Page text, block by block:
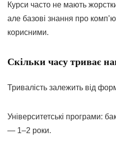
Курси часто не мають
але базові знання про
корисними.
Скільки часу триває
Тривалість залежить від
Університетські програми:
— 1–2 роки.